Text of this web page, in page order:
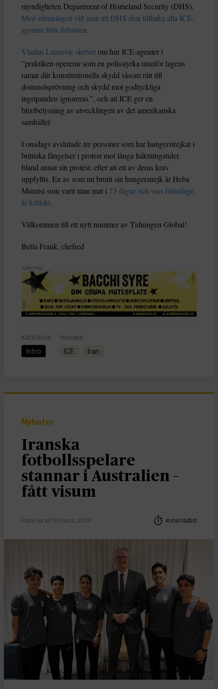
myndigheten Department of Homeland Security (DHS).
Med stämningen vill man att DHS drar tillbaka alla ICE-
agenter från delstaten.
Vladan Lausevic skriverom hur ICE-agenter i
”praktiken opererar som en polisstyrka utanför lagens
ramar där konstitutionella skydd såsom rätt till
domstolsprövning och skydd mot godtyckliga
ingripanden ignoreras.”, och att ICE ger en
blixtbelysning av utvecklingen av det amerikanska
samhället
I onsdags avslutade tre personer som har hungerstrejkat i
brittiska fängelser i protest mot långa häktningstider
bland annat sin protest, efter att ett av deras krav
uppfyllts. En av som nu brutit sin hungerstrejk är Heba
Muraisi som varit utan mat i 73 dagar och vars hälsoläge
är kritiskt.
Välkommen till ett nytt nummer av Tidningen Global!
Bella Frank, chefred
ANNONS
KATEGORI
Intro
TAGGAR
ICE Iran
Nyheter
Iranska
fotbollsspelare
stannar i Australien –
fått visum
Publicerad 10 mars, 2026 4 min lästid